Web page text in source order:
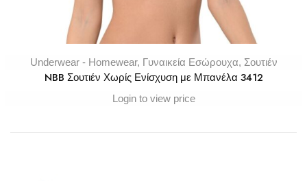
Underwear - Homewear, Γυναικεία Εσώρουχα, Σουτιέν
NBB Σουτιέν Χωρίς Ενίσχυση με Μπανέλα 3412
Login to view price